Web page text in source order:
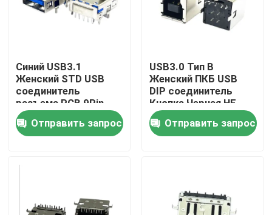
Дом
Синий USB3.1
Женский STD USB
соединитель
разъема PCB 9Pin
Отправить запрос
USB3.0 Тип B
Женский ПКБ USB
DIP соединитель
Кнопка Черная HF
180 градусов Форма
T
Отправить запрос